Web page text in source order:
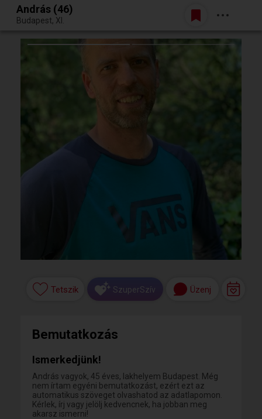
Egy jó randiból bármi lehet.
Belépés
András (46)
Budapest, XI.
Tetszik SzuperSzív Üzenj
Bemutatkozás
Ismerkedjünk!
András vagyok, 45 éves, lakhelyem Budapest. Még
nem írtam egyéni bemutatkozást, ezért ezt az
automatikus szöveget olvashatod az adatlapomon.
Kérlek, írj vagy jelölj kedvencnek, ha jobban meg
akarsz ismerni!